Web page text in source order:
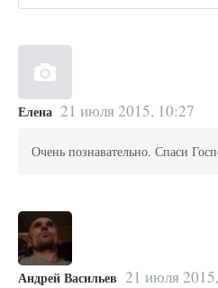
Елена 21 июля 2015, 10:27
Очень познавательно. Спаси
Андрей Васильев 21 июля